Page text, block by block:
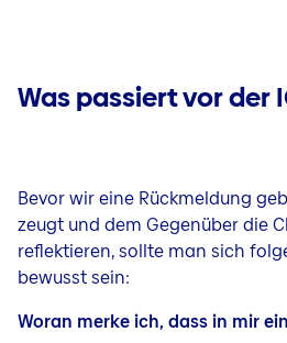
Was passiert vor der
Bevor wir eine Rückmeldung
zeugt und dem Gegenüber die
reflektieren, sollte man sich
bewusst sein:
Woran merke ich, dass in mir